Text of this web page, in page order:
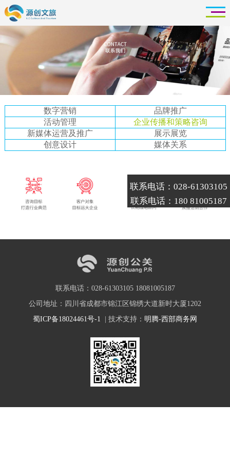
联系电话：028-61303105
联系电话：180 81005187
数字营销
品牌推广
活动管理
企业传播和策略咨询
新媒体运营及推广
展示展览
创意设计
媒体关系
联系电话：028-61303105 18081005187
公司地址：四川省成都市锦江区锦绣大道新时大厦1202
蜀ICP备18024461号-1
| 技术支持： 明腾-西部商务网